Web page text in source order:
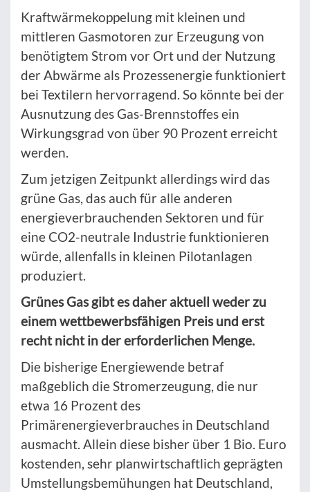
Kraftwärmekoppelung mit kleinen und
mittleren Gasmotoren zur Erzeugung von
benötigtem Strom vor Ort und der Nutzung
der Abwärme als Prozessenergie funktioniert
bei Textilern hervorragend. So könnte bei der
Ausnutzung des Gas-Brennstoffes ein
Wirkungsgrad von über 90 Prozent erreicht
werden.
Zum jetzigen Zeitpunkt allerdings wird das
grüne Gas, das auch für alle anderen
energieverbrauchenden Sektoren und für
eine CO2-neutrale Industrie funktionieren
würde, allenfalls in kleinen Pilotanlagen
produziert.
Grünes Gas gibt es daher aktuell weder zu
einem wettbewerbsfähigen Preis und erst
recht nicht in der erforderlichen Menge.
Die bisherige Energiewende betraf
maßgeblich die Stromerzeugung, die nur
etwa 16 Prozent des
Primärenergieverbrauches in Deutschland
ausmacht. Allein diese bisher über 1 Bio. Euro
kostenden, sehr planwirtschaftlich geprägten
Umstellungsbemühungen hat Deutschland,